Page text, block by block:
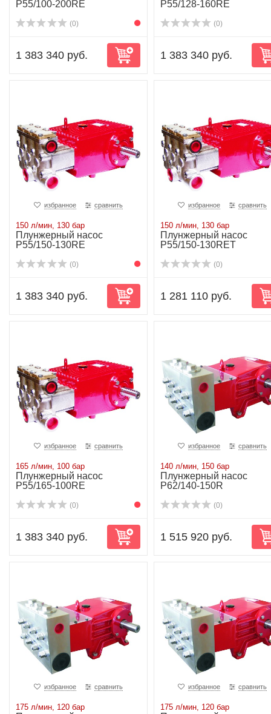
P55/100-200RE
(0)
1 383 340 руб.
P55/128-160RE
(0)
1 383 340 руб.
избранное сравнить
150 л/мин, 130 бар
Плунжерный насос
P55/150-130RE
(0)
1 383 340 руб.
избранное сравнить
150 л/мин, 130 бар
Плунжерный насос
P55/150-130RET
(0)
1 281 110 руб.
избранное сравнить
165 л/мин, 100 бар
Плунжерный насос
P55/165-100RE
(0)
1 383 340 руб.
избранное сравнить
140 л/мин, 150 бар
Плунжерный насос
P62/140-150R
(0)
1 515 920 руб.
избранное сравнить
175 л/мин, 120 бар
избранное сравнить
175 л/мин, 120 бар